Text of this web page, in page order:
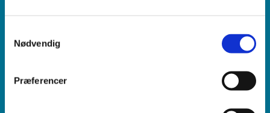
Nødvendig
Præferencer